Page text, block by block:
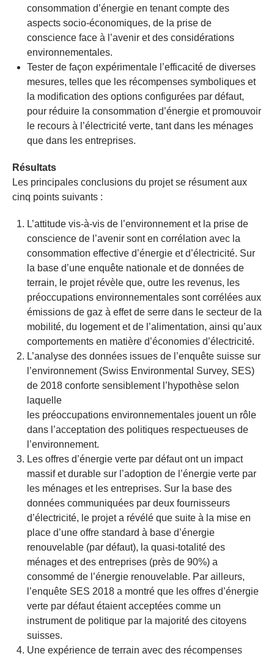
consommation d’énergie en tenant compte des
aspects socio-économiques, de la prise de
conscience face à l’avenir et des considérations
environnementales.
Tester de façon expérimentale l’efficacité de diverses
mesures, telles que les récompenses symboliques et
la modification des options configurées par défaut,
pour réduire la consommation d’énergie et promouvoir
le recours à l’électricité verte, tant dans les ménages
que dans les entreprises.
Résultats
Les principales conclusions du projet se résument aux
cinq points suivants :
L’attitude vis-à-vis de l’environnement et la prise de
conscience de l’avenir sont en corrélation avec la
consommation effective d’énergie et d’électricité. Sur
la base d’une enquête nationale et de données de
terrain, le projet révèle que, outre les revenus, les
préoccupations environnementales sont corrélées aux
émissions de gaz à effet de serre dans le secteur de la
mobilité, du logement et de l’alimentation, ainsi qu’aux
comportements en matière d’économies d’électricité.
L’analyse des données issues de l’enquête suisse sur
l’environnement (Swiss Environmental Survey, SES)
de 2018 conforte sensiblement l’hypothèse selon
laquelle
les préoccupations environnementales jouent un rôle
dans l’acceptation des politiques respectueuses de
l’environnement.
Les offres d’énergie verte par défaut ont un impact
massif et durable sur l’adoption de l’énergie verte par
les ménages et les entreprises. Sur la base des
données communiquées par deux fournisseurs
d’électricité, le projet a révélé que suite à la mise en
place d’une offre standard à base d’énergie
renouvelable (par défaut), la quasi-totalité des
ménages et des entreprises (près de 90%) a
consommé de l’énergie renouvelable. Par ailleurs,
l’enquête SES 2018 a montré que les offres d’énergie
verte par défaut étaient acceptées comme un
instrument de politique par la majorité des citoyens
suisses.
Une expérience de terrain avec des récompenses